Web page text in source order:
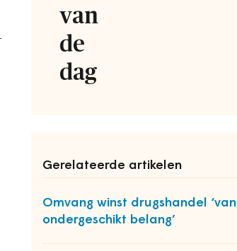
van
de
dag
Gerelateerde artikelen
Omvang winst drugshandel ‘van
ondergeschikt belang’